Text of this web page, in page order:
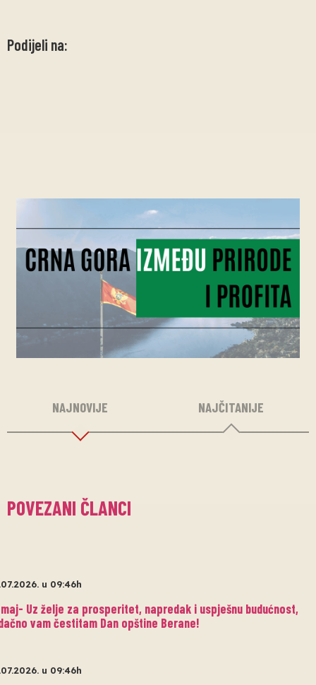
Podijeli na:
NAJNOVIJE NAJČITANIJE
POVEZANI ČLANCI
u 09:46h
Uz želje za prosperitet, napredak i uspješnu budućnost,
vam čestitam Dan opštine Berane!
u 09:46h